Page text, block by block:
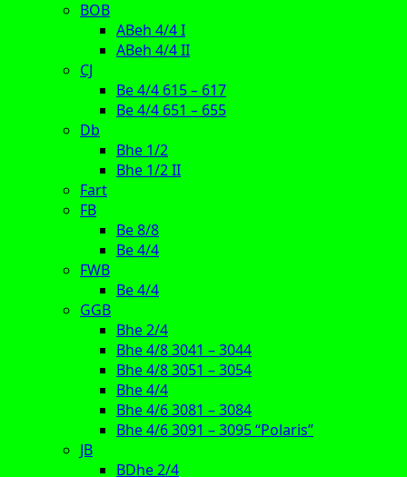
BOB
ABeh 4/4 I
ABeh 4/4 II
CJ
Be 4/4 615 – 617
Be 4/4 651 – 655
Db
Bhe 1/2
Bhe 1/2 II
Fart
FB
Be 8/8
Be 4/4
FWB
Be 4/4
GGB
Bhe 2/4
Bhe 4/8 3041 – 3044
Bhe 4/8 3051 – 3054
Bhe 4/4
Bhe 4/6 3081 – 3084
Bhe 4/6 3091 – 3095 “Polaris”
JB
BDhe 2/4